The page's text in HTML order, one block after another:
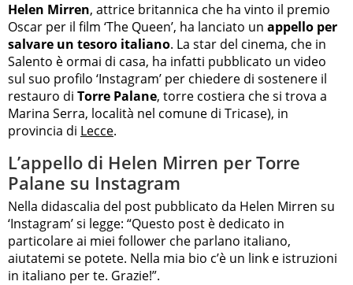
Helen Mirren, attrice britannica che ha vinto il premio
Oscar per il film ‘The Queen’, ha lanciato un appello per
salvare un tesoro italiano. La star del cinema, che in
Salento è ormai di casa, ha infatti pubblicato un video
sul suo profilo ‘Instagram’ per chiedere di sostenere il
restauro di Torre Palane, torre costiera che si trova a
Marina Serra, località nel comune di Tricase), in
provincia di Lecce.
L’appello di Helen Mirren per Torre
Palane su Instagram
Nella didascalia del post pubblicato da Helen Mirren su
‘Instagram’ si legge: “Questo post è dedicato in
particolare ai miei follower che parlano italiano,
aiutatemi se potete. Nella mia bio c’è un link e istruzioni
in italiano per te. Grazie!”.